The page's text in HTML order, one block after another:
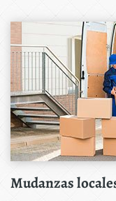
Mudanzas